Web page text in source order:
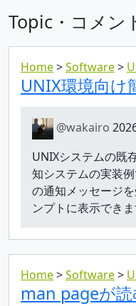
Topic・コメン
Home Software
UNIX環境向け
@wakairo
UNIXシステムの既
知システムの実装
の通知メッセージ
ンプトに表示でき
Home Software
man pageが